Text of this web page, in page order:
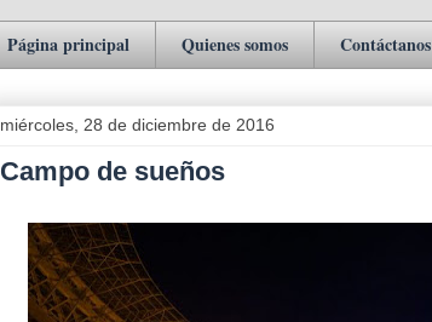
Página principal Quienes somos Contáctanos
miércoles, 28 de diciembre de 2016
Campo de sueños